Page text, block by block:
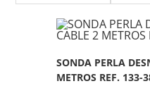
SONDA PERLA
METROS REF. 133-